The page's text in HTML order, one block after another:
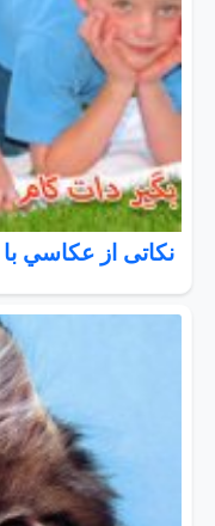
نکاتی از عكاسي با